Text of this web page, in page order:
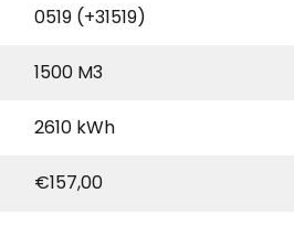
0519 (+31519)
1500 M3
2610 kWh
€157,00